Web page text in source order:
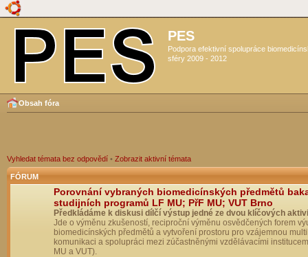
PES
Podpora efektivní spolupráce
sféry 2009 - 2012
Obsah fóra
Vyhledat témata bez odpovědí • Zobrazit aktivní témata
FÓRUM
Porovnání vybraných biomedicínských předmětů
studijních programů LF MU; PřF MU; VUT Brno
Předkládáme k diskusi dílčí výstup jedné ze dvou klíčových
Jde o výměnu zkušeností, reciproční výměnu osvědčených forem
biomedicínských předmětů a vytvoření prostoru pro vzájemnou
komunikaci a spolupráci mezi zúčastněnými vzdělávacími
MU a VUT).